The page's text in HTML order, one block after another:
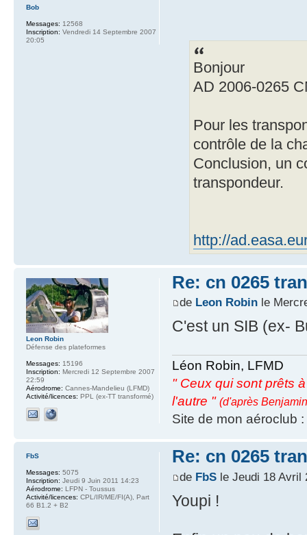
Bonjour
AD 2006-0265
Pour les
contrôle de la
Conclusion, un
transpondeur.
http://
Bob
Messages: 12568
Inscription: Vendredi 14 Septembre 2007
20:05
Re: cn 0265
de Leon Robinle
C'est un SIB (ex-
Léon Robin, LFMD
" Ceux qui sont prêts
l'autre " (d'après
Site de mon aéroclub :
Leon Robin
Défense des plateformes
Messages: 15196
Inscription: Mercredi 12 Septembre 2007
22:59
Aérodrome: Cannes-Mandelieu (LFMD)
Activité/licences: PPL (ex-TT transformé)
Re: cn 0265
de FbSle Jeudi 18 Avril
Youpi !
FbS
Messages: 5075
Inscription: Jeudi 9 Juin 2011 14:23
Aérodrome: LFPN - Toussus
Activité/licences: CPL/IR/ME/FI(A), Part
66 B1.2 + B2